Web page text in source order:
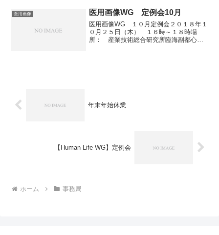
医用画像 医用画像WG 定例会10月
医用画像WG １０月定例会２０１８年１
０月２５日（木） １６時～１８時場
所： 産業技術総合研究所臨海副都心セ
年末年始休業
【Human Life WG】定例会
ホーム 事務局